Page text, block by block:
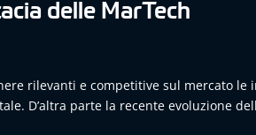
delle MarTech
rilevanti e competitive sul mercato
D’altra parte la recente evoluzione